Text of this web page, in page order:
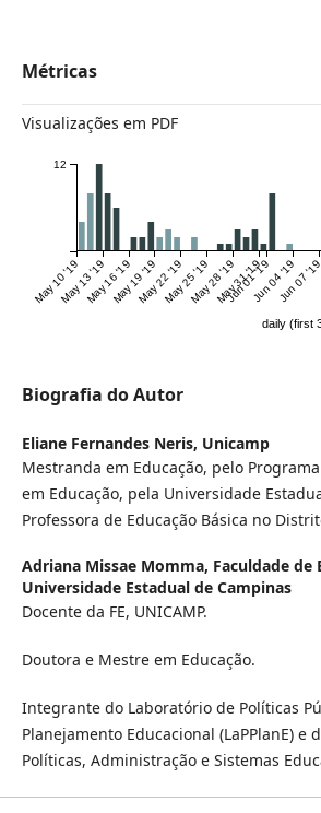
Métricas
Visualizações em PDF
May 10 '19May 13 '19May 16 '19May 19 '19May 22 '19May 25 '19May 28 '19May 31 '19
Jun 01 '19Jun 04 '19Jun 07 '19
12
daily (first
Biografia do Autor
Eliane Fernandes Neris, Unicamp
Mestranda em Educação, pelo
em Educação, pela Universidade
Professora de Educação Básica no
Adriana Missae Momma, Faculdade de
Universidade Estadual de Campinas
Docente da FE, UNICAMP.
Doutora e Mestre em Educação.
Integrante do Laboratório de Políticas
Planejamento Educacional (LaPPlanE) e
Políticas, Administração e Sistemas